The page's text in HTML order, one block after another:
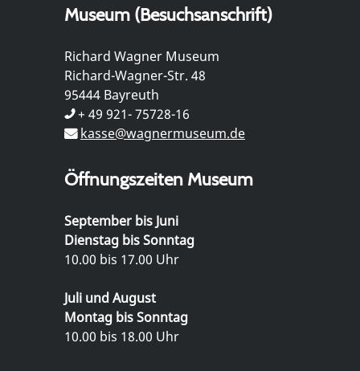
Museum (Besuchsanschrift)
Richard Wagner Museum
Richard-Wagner-Str. 48
95444 Bayreuth
+ 49 921- 75728-16
kasse@wagnermuseum.de
Öffnungszeiten Museum
September bis Juni
Dienstag bis Sonntag
10.00 bis 17.00 Uhr
Juli und August
Montag bis Sonntag
10.00 bis 18.00 Uhr